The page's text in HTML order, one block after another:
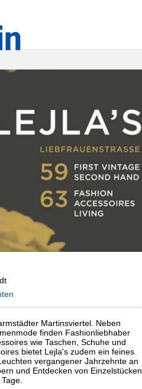
Martinsviertel. Neben
finden Fashionliebhaber
wie Taschen, Schuhe und
bietet Lejla's zudem ein feines
vergangener Jahrzehnte an
und Entdecken von Einzelstücken